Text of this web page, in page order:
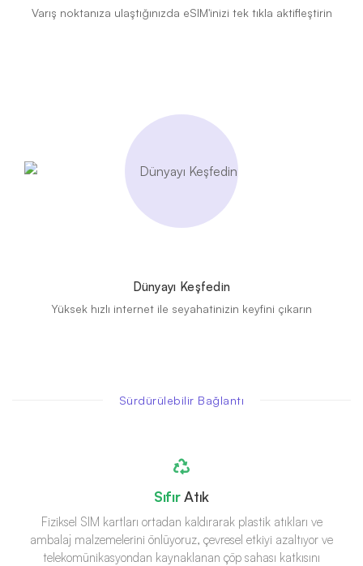
Varış noktanıza ulaştığınızda eSIM'inizi tek tıkla aktifleştirin
Dünyayı Keşfedin
Yüksek hızlı internet ile seyahatinizin keyfini çıkarın
Sürdürülebilir Bağlantı
SıfırAtık
Fiziksel SIM kartları ortadan kaldırarak plastik atıkları ve
ambalaj malzemelerini önlüyoruz, çevresel etkiyi azaltıyor ve
telekomünikasyondan kaynaklanan çöp sahası katkısını